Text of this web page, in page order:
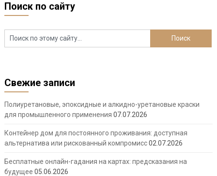
Поиск по сайту
Свежие записи
Полиуретановые, эпоксидные и алкидно-уретановые краски
для промышленного применения 07.07.2026
Контейнер дом для постоянного проживания: доступная
альтернатива или рискованный компромисс02.07.2026
Бесплатные онлайн-гадания на картах: предсказания на
будущее 05.06.2026